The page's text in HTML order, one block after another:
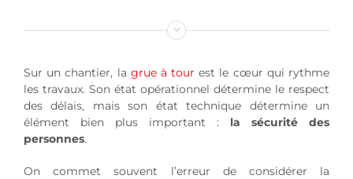
Sur un chantier, la grue à tour est le cœur qui rythme
les travaux. Son état opérationnel détermine le respect
des délais, mais son état technique détermine un
élément bien plus important : la sécurité des
personnes.
On commet souvent l’erreur de considérer la